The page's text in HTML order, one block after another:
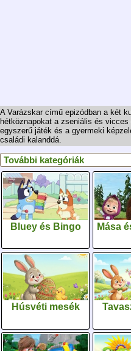
A Varázskar című epizódban a két
hétköznapokat a zseniális és
egyszerű játék és a gyermeki
családi kalanddá.
További kategóriák
Bluey és Bingo Mása
Húsvéti mesék